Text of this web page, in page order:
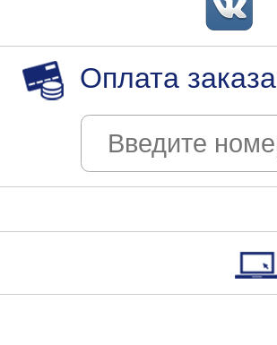
Оплата заказа